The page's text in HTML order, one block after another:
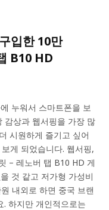
입한 10만
B10 HD
누워서 스마트폰을 보
감상과 웹서핑을 가장 많
시원하게 즐기고 싶어
게 되었습니다. 웹서핑,
– 레노버 탭 B10 HD 게
것 같고 저가형 가성비
내외로 하면 중국 브랜
하지만 개인적으로는